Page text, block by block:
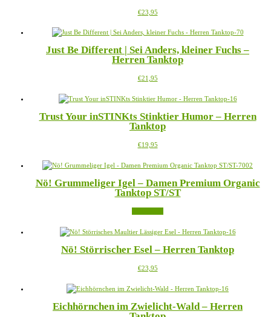
gewählt
Die
können
der
Produktseite
werden
€23,95Dieses
weist
Varianten
auf.
Optionen
auf
Produktseite
gewählt
Just Be Different | Sei Anders, kleiner Fuchs –
Herren Tanktop
€21,95Dieses
weist
Varianten
auf.
Optionen
auf
Produktseite
gewählt
Trust Your inSTINKts Stinktier Humor – Herren
Tanktop
€19,95Dieses
weist
Varianten
auf.
auf
Produktseite
werden
Nö! Grummeliger Igel – Damen Premium Organic
Tanktop ST/ST
Nö! Störrischer Esel – Herren Tanktop
€23,95Dieses
weist
Varianten
Eichhörnchen im Zwielicht-Wald – Herren